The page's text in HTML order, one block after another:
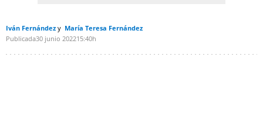
Iván Fernández
María Teresa Fernández
Publicada30 junio 202215:40h